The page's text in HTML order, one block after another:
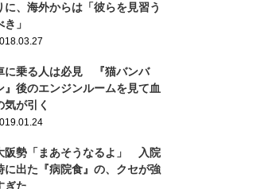
に、海外からは「彼らを見習う
き」
に乗る人は必見 『猫バンバ
』後のエンジンルームを見て血
気が引く
阪勢「まあそうなるよ」 入院
に出た『病院食』の、クセが強
ぎた